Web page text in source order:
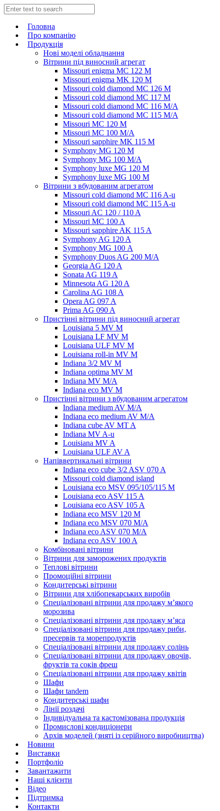
Головна
Про компанію
Продукція
Нові моделі обладнання
Вітрини під виносний агрегат
Missouri enigma MC 122 M
Missouri enigma MK 120 M
Missouri cold diamond MC 126 M
Missouri cold diamond MC 117 M
Missouri cold diamond MC 116 M/A
Missouri cold diamond MC 115 M/A
Missouri MC 120 M
Missouri MC 100 M/A
Missouri sapphire MK 115 M
Symphony MG 120 M
Symphony MG 100 M/А
Symphony luxe MG 120 M
Symphony luxe MG 100 M
Вітрини з вбудованим агрегатом
Missouri cold diamond MC 116 A-u
Missouri cold diamond MC 115 A-u
Missouri AC 120 / 110 A
Missouri MC 100 A
Missouri sapphire AK 115 A
Symphony AG 120 A
Symphony MG 100 А
Symphony Duos AG 200 M/A
Georgia AG 120 A
Sonata AG 119 A
Minnesota AG 120 A
Carolina AG 108 A
Opera AG 097 A
Prima AG 090 A
Пристінні вітрини під виносний агрегат
Louisiana 5 MV M
Louisiana LF MV M
Louisiana ULF MV M
Louisiana roll-in MV M
Indiana 3/2 MV M
Indiana optima MV M
Indiana MV M/A
Indiana eco MV M
Пристінні вітрини з вбудованим агрегатом
Indiana medium AV M/A
Indiana eco medium AV M/A
Indiana cube AV MT A
Indiana MV A-u
Louisiana MV A
Louisiana ULF AV A
Напіввертикальні вітрини
Indiana eco cube 3/2 ASV 070 A
Missouri cold diamond island
Louisiana eco MSV 095/105/115 M
Louisiana eco ASV 115 A
Louisiana eco ASV 105 A
Indiana eco MSV 120 M
Indiana eco MSV 070 M/A
Indiana eco ASV 070 M/A
Indiana eco ASV 100 A
Комбіновані вітрини
Вітрини для заморожених продуктів
Теплові вітрини
Промоційні вітрини
Кондитерські вітрини
Вітрини для хлібопекарських виробів
Спеціалізовані вітрини для продажу м’якого
морозива
Спеціалізовані вітрини для продажу м’яса
Спеціалізовані вітрини для продажу риби,
пресервів та морепродуктів
Спеціалізовані вітрини для продажу солінь
Спеціалізовані вітрини для продажу овочів,
фруктів та соків фреш
Спеціалізовані вітрини для продажу квітів
Шафи
Шафи tandem
Кондитерські шафи
Лінії роздачі
Індивідуальна та кастомізована продукція
Промислові кондиціонери
Архів моделей (зняті із серійного виробництва)
Новини
Виставки
Портфоліо
Завантажити
Наші клієнти
Відео
Підтримка
Контакти